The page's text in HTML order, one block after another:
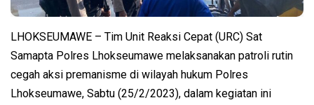
LHOKSEUMAWE – Tim Unit Reaksi Cepat (URC) Sat
Samapta Polres Lhokseumawe melaksanakan patroli rutin
cegah aksi premanisme di wilayah hukum Polres
Lhokseumawe, Sabtu (25/2/2023), dalam kegiatan ini